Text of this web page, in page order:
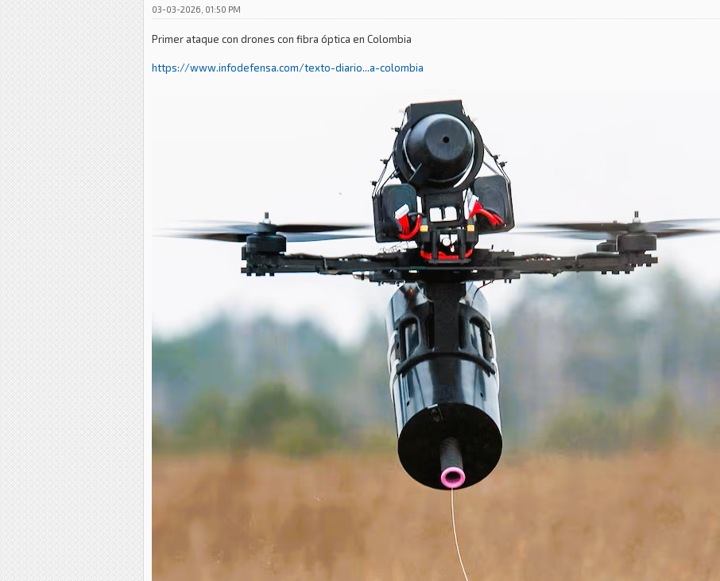
03-03-2026, 01:50 PM
Primer ataque con drones con fibra óptica en Colombia
https://www.infodefensa.com/texto-diario...a-colombia